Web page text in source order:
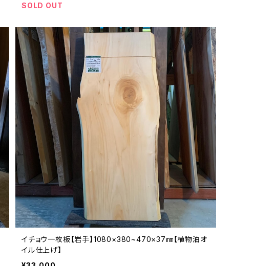
SOLD OUT
イチョウ一枚板【岩手】1080×380~470×37㎜【植物油オ
イル仕上げ】